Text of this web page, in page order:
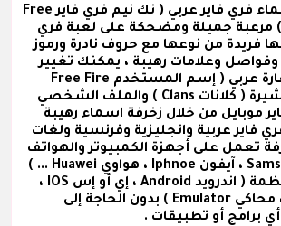
فري فاير عربي
( نك نيم فري فاير Free
Fire Nicknames ) مرعبة جميلة ومضحكة على لعبة فري
فريدة من نوعها مع حروف نادرة ورموز
وعلامات رهيبة ، يمكنك تغيير
عربي
( إسم المستخدم Free Fire
( كلانات Clans )
والملف الشخصي
موبايل من خلال زخرفة اسماء رهيبة
فاير عربية وانجليزية وفرنسية ولغات
تعمل على أجهزة الكمبيوتر والهواتف
( سامسونج Samsung ، آيفون Iphnoe ، هواوي Huawei ... )
وعلى مختلف الأنظمة ( اندرويد Android ، إي أو إس IOS ،
ويندوز Windows ، محاكي Emulator ) بدون الحاجة إلى
برامج أو تطبيقات .